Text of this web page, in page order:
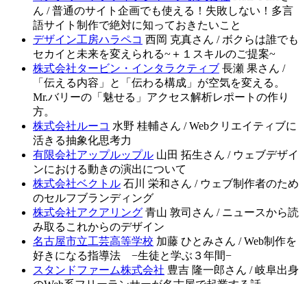
ん / 普通のサイト企画でも使える！失敗しない！多言
語サイト制作で絶対に知っておきたいこと
デザイン工房ハラペコ 西岡 克真さん / ボクらは誰でも
セカイと未来を変えられる~＋１スキルのご提案~
株式会社タービン・インタラクティブ 長瀬 果さん /
「伝える内容」と「伝わる構成」が空気を変える。
Mr.バリーの「魅せる」アクセス解析レポートの作り
方。
株式会社ルーコ 水野 桂輔さん / Webクリエイティブに
活きる抽象化思考力
有限会社アップルップル 山田 拓生さん / ウェブデザイ
ンにおける動きの演出について
株式会社ベクトル 石川 栄和さん / ウェブ制作者のため
のセルフブランディング
株式会社アクアリング 青山 敦司さん / ニュースから読
み取るこれからのデザイン
名古屋市立工芸高等学校 加藤 ひとみさん / Web制作を
好きになる指導法 −生徒と学ぶ３年間−
スタンドファーム株式会社 豊吉 隆一郎さん / 岐阜出身